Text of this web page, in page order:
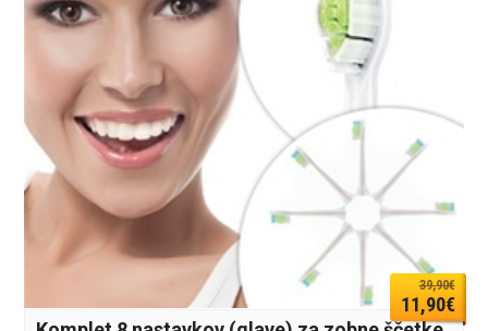
39,90€
11,90€